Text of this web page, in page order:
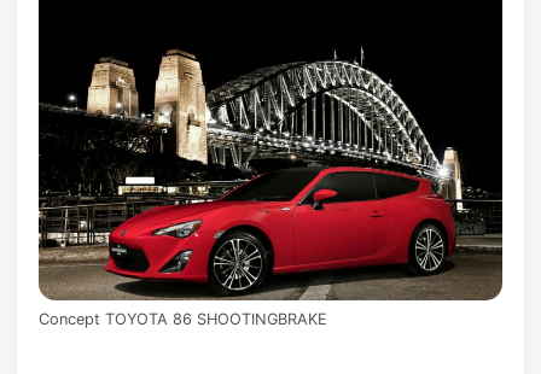
Concept TOYOTA 86 SHOOTINGBRAKE